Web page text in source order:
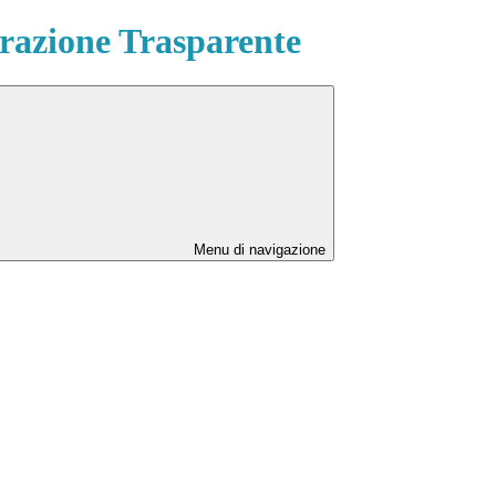
Trasparente
Menu di navigazione